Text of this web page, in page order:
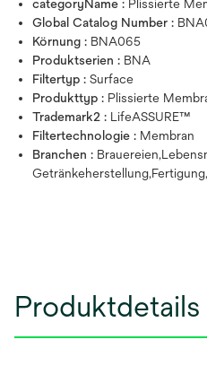
categoryName : Plissierte
Global Catalog Number :
Körnung : BNA065
Produktserien : BNA
Filtertyp : Surface
Produkttyp : Plissierte
Trademark2 : LifeASSURE™
Filtertechnologie : Membran
Branchen :
Produktdetails